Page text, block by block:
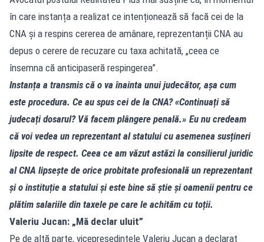
în care instanța a realizat ce intenționează să facă cei de la
CNA și a respins cererea de amânare, reprezentanții CNA au
depus o cerere de recuzare cu taxa achitată, „ceea ce
însemna că anticipaseră respingerea”.
Instanța a transmis că o va înainta unui judecător, așa cum
este procedura. Ce au spus cei de la CNA? «Continuați să
judecați dosarul? Vă facem plângere penală.» Eu nu credeam
că voi vedea un reprezentant al statului cu asemenea susțineri
lipsite de respect. Ceea ce am văzut astăzi la consilierul juridic
al CNA lipsește de orice probitate profesională un reprezentant
și o instituție a statului și este bine să știe și oamenii pentru ce
plătim salariile din taxele pe care le achităm cu toții.
Valeriu Jucan: „Mă declar uluit”
Pe de altă parte, vicepreședintele Valeriu Jucan a declarat